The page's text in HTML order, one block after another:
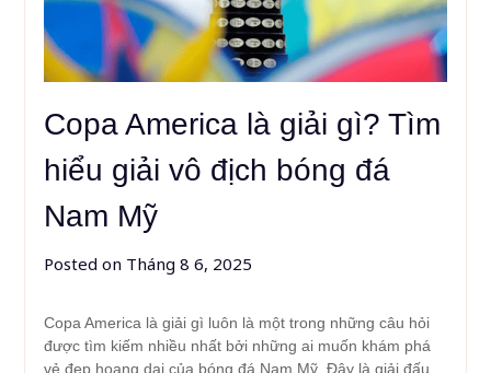
Copa America là giải gì? Tìm
hiểu giải vô địch bóng đá
Nam Mỹ
Posted on Tháng 8 6, 2025
Copa America là giải gì luôn là một trong những câu hỏi
được tìm kiếm nhiều nhất bởi những ai muốn khám phá
vẻ đẹp hoang dại của bóng đá Nam Mỹ. Đây là giải đấu